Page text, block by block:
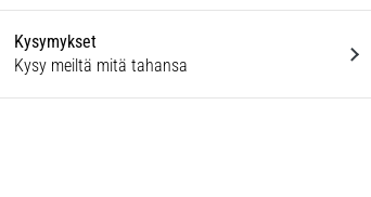
Kysymykset
Kysy meiltä mitä tahansa